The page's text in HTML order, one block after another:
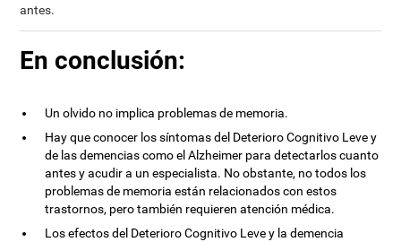
antes.
En conclusión:
Un olvido no implica problemas de memoria.
Hay que conocer los síntomas del Deterioro Cognitivo Leve y
de las demencias como el Alzheimer para detectarlos cuanto
antes y acudir a un especialista. No obstante, no todos los
problemas de memoria están relacionados con estos
trastornos, pero también requieren atención médica.
Los efectos del Deterioro Cognitivo Leve y la demencia